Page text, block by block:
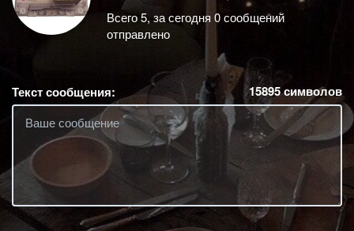
Всего 5, за сегодня 0 сообщений
отправлено
Текст сообщения: 15895символов